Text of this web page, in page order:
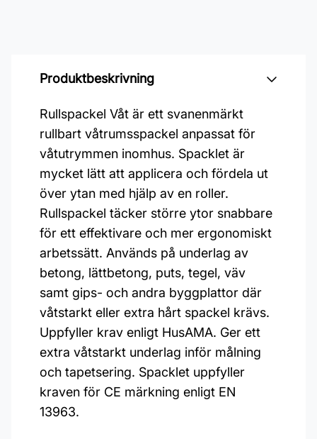
Produktbeskrivning
Rullspackel Våt är ett svanenmärkt
rullbart våtrumsspackel anpassat för
våtutrymmen inomhus. Spacklet är
mycket lätt att applicera och fördela ut
över ytan med hjälp av en roller.
Rullspackel täcker större ytor snabbare
för ett effektivare och mer ergonomiskt
arbetssätt. Används på underlag av
betong, lättbetong, puts, tegel, väv
samt gips- och andra byggplattor där
våtstarkt eller extra hårt spackel krävs.
Uppfyller krav enligt HusAMA. Ger ett
extra våtstarkt underlag inför målning
och tapetsering. Spacklet uppfyller
kraven för CE märkning enligt EN
13963.